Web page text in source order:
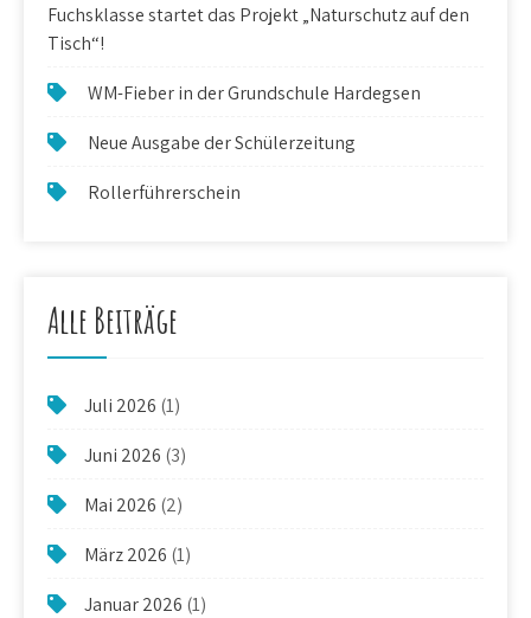
Fuchsklasse startet das Projekt „Naturschutz auf den
Tisch“!
WM-Fieber in der Grundschule Hardegsen
Neue Ausgabe der Schülerzeitung
Rollerführerschein
Alle Beiträge
Juli 2026 (1)
Juni 2026 (3)
Mai 2026 (2)
März 2026 (1)
Januar 2026 (1)